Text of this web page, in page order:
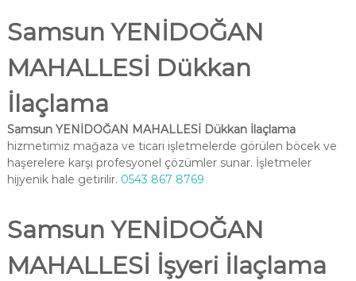
Samsun YENİDOĞAN
MAHALLESİ Dükkan
İlaçlama
Samsun YENİDOĞAN MAHALLESİ Dükkan İlaçlama
hizmetimiz mağaza ve ticari işletmelerde görülen böcek ve
haşerelere karşı profesyonel çözümler sunar. İşletmeler
hijyenik hale getirilir. 0543 867 8769
Samsun YENİDOĞAN
MAHALLESİ İşyeri İlaçlama